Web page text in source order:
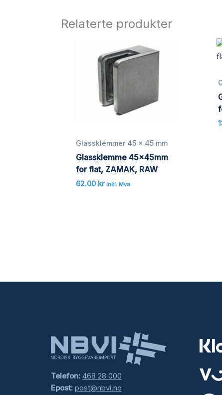
Relaterte produkter
Glassklemmer 45 x 45 mm
Glassklemme 45x45mm
for flat, ZAMAK, RAW
62.00 kr inkl. Mva
Telefon: 468 28 000
Epost: post@nbvi.no